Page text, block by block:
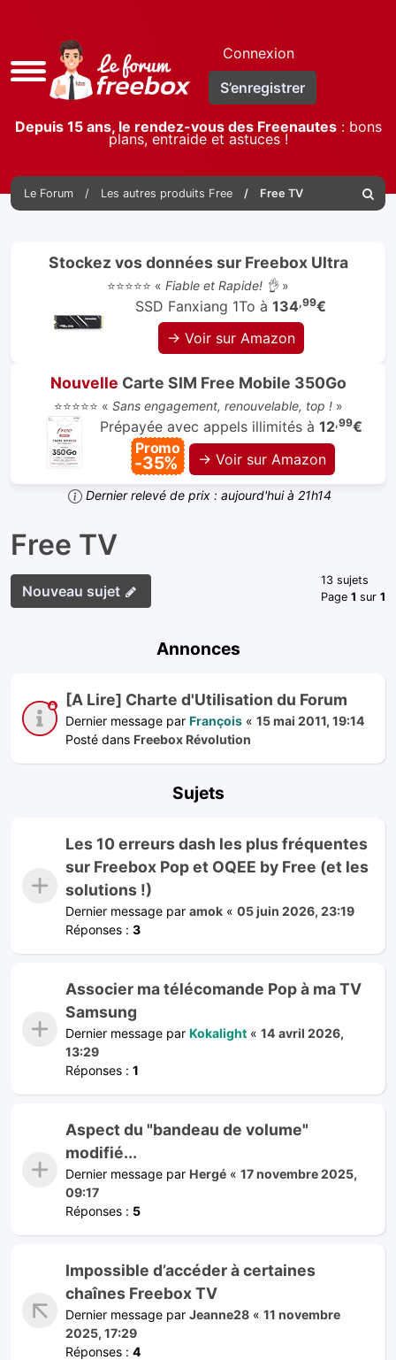
Accès
rapide
Connexion
S’enregistrer
Depuis 15 ans, le rendez-vous des Freenautes: bons
plans, entraide et astuces !
Le Forum Les autres produits Free Free TV
Stockez vos données sur Freebox Ultra
⭐⭐⭐⭐⭐ « Fiable et Rapide! 👌»
SSD Fanxiang 1To à 134,99€
→ Voir sur Amazon
Nouvelle Carte SIM Free Mobile 350Go
⭐⭐⭐⭐⭐ « Sans engagement, renouvelable, top !»
Prépayée avec appels illimités à 12,99€
Promo
-35% → Voir sur Amazon
Dernier relevé de prix : aujourd'hui à 21h14
Free TV
Nouveau sujet
13 sujets
Page 1 sur 1
Annonces
[A Lire] Charte d'Utilisation du Forum
Dernier message par François « 15 mai 2011, 19:14
Posté dans Freebox Révolution
Sujets
Les 10 erreurs dash les plus fréquentes
sur Freebox Pop et OQEE by Free (et les
solutions !)
Dernier message par amok « 05 juin 2026, 23:19
Réponses : 3
Associer ma télécomande Pop à ma TV
Samsung
Dernier message par Kokalight « 14 avril 2026,
13:29
Réponses : 1
Aspect du "bandeau de volume"
modifié...
Dernier message par Hergé « 17 novembre 2025,
09:17
Réponses : 5
Impossible d’accéder à certaines
chaînes Freebox TV
Dernier message par Jeanne28 « 11 novembre
2025, 17:29
Réponses : 4